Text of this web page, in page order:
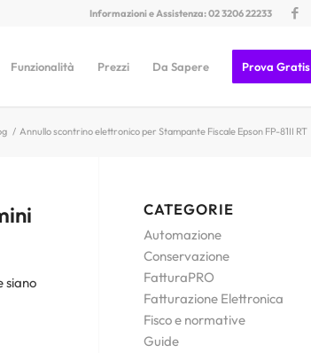
Informazioni e Assistenza: 02 3206 22233
Funzionalità Prezzi Da Sapere Prova Gratis
/ Annullo scontrino elettronico per Stampante Fiscale Epson FP-81II RT
siano
CATEGORIE
Automazione
Conservazione
FatturaPRO
Fatturazione Elettronica
Fisco e normative
Guide